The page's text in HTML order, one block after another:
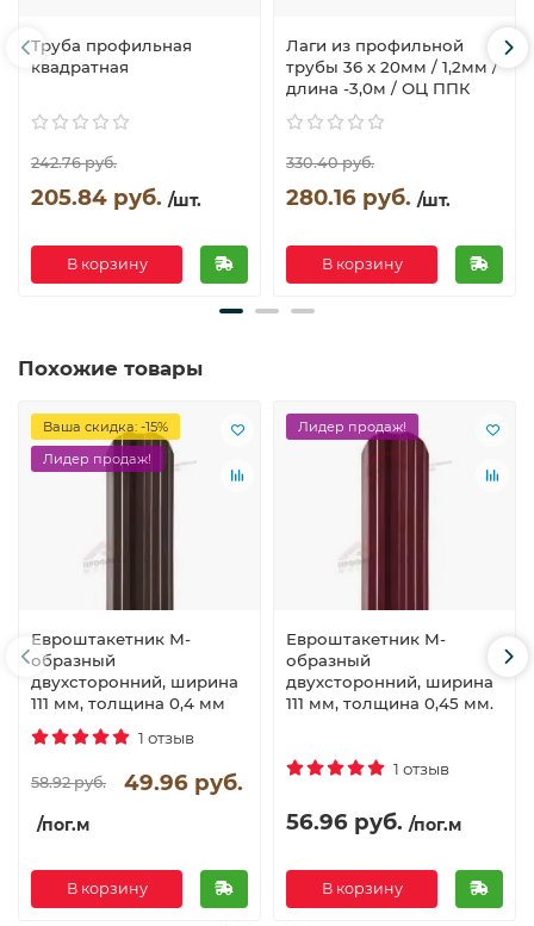
Труба профильная
квадратная
242.76 руб.
205.84 руб. /шт.
В корзину
Лаги из профильной
трубы 36 х 20мм / 1,2мм /
длина -3,0м / ОЦ ППК
330.40 руб.
280.16 руб. /шт.
В корзину
Похожие товары
Ваша скидка: -15%
Лидер продаж!
Евроштакетник М-
образный
двухсторонний, ширина
111 мм, толщина 0,4 мм
1 отзыв
58.92 руб. 49.96 руб.
/пог.м
В корзину
Лидер продаж!
Евроштакетник М-
образный
двухсторонний, ширина
111 мм, толщина 0,45 мм.
1 отзыв
56.96 руб. /пог.м
В корзину